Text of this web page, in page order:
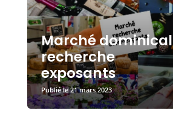
Marché dominical
recherche
exposants
21 mars 2023